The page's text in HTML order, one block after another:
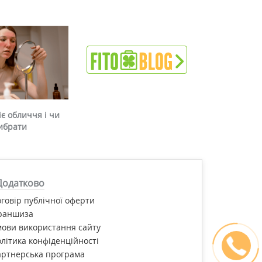
обличчя і чи
публічної оферти
використання сайту
конфіденційності
програма